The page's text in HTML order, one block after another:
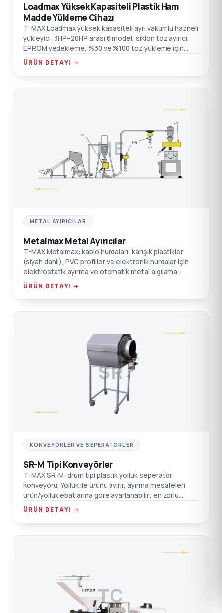
Loadmax Yüksek Kapasiteli Plastik Ham
Madde Yükleme Cihazı
T-MAX Loadmax yüksek kapasiteli ayrı vakumlu hazneli
yükleyici: 3HP–20HP arası 6 model, siklon toz ayırıcı,
EPROM yedekleme, %30 ve %100 toz yükleme için
uygun.
ÜRÜN DETAYI →
ME
METAL AYIRICILAR
Metalmax Metal Ayırıcılar
T-MAX Metalmax: kablo hurdaları, karışık plastikler
(siyah dahil), PVC profiller ve elektronik hurdalar için
elektrostatik ayırma ve otomatik metal algılama
sistemi.
ÜRÜN DETAYI →
SR
KONVEYÖRLER VE SEPERATÖRLER
SR-M Tipi Konveyörler
T-MAX SR-M: drum tipi plastik yolluk seperatör
konveyörü. Yolluk ile ürünü ayırır, ayırma mesafeleri
ürün/yolluk ebatlarına göre ayarlanabilir; en zorlu
kombinasyonlarda dahi doğru sonuç.
ÜRÜN DETAYI →
TC